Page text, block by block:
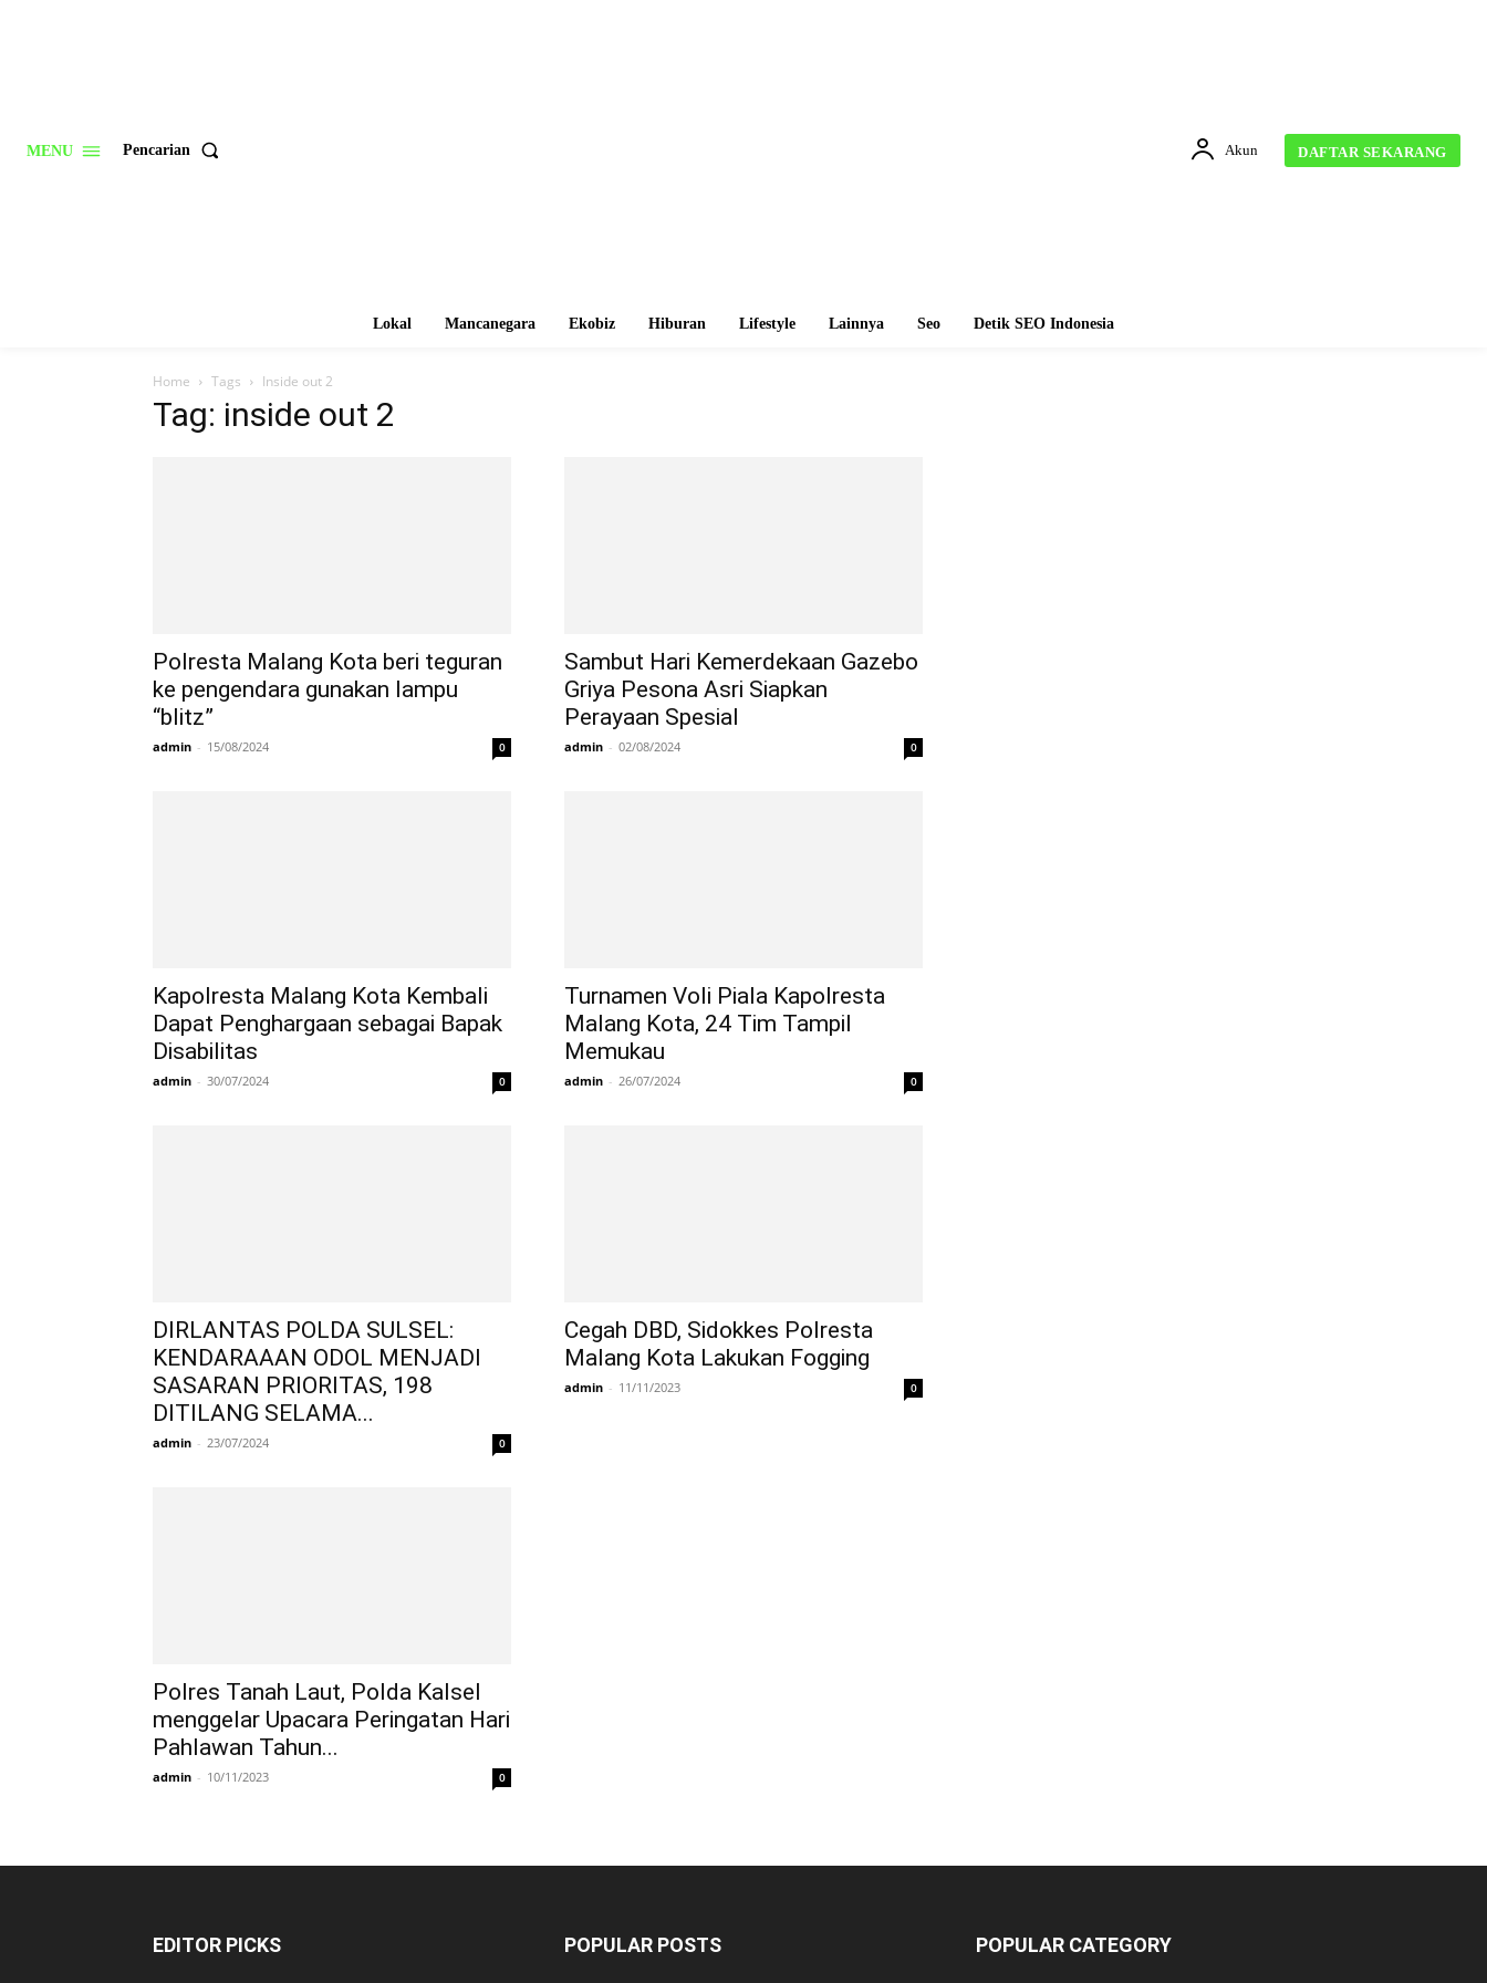
MENU Pencarian Akun DAFTAR SEKARANG
Lokal Mancanegara Ekobiz Hiburan Lifestyle Lainnya Seo Detik SEO Indonesia
Home Tags Inside out 2
Tag: inside out 2
Polresta Malang Kota beri teguran
ke pengendara gunakan lampu
“blitz”
admin - 15/08/2024 0
Sambut Hari Kemerdekaan Gazebo
Griya Pesona Asri Siapkan
Perayaan Spesial
admin - 02/08/2024 0
Kapolresta Malang Kota Kembali
Dapat Penghargaan sebagai Bapak
Disabilitas
admin - 30/07/2024 0
Turnamen Voli Piala Kapolresta
Malang Kota, 24 Tim Tampil
Memukau
admin - 26/07/2024 0
DIRLANTAS POLDA SULSEL:
KENDARAAAN ODOL MENJADI
SASARAN PRIORITAS, 198
DITILANG SELAMA...
admin - 23/07/2024 0
Cegah DBD, Sidokkes Polresta
Malang Kota Lakukan Fogging
admin - 11/11/2023 0
Polres Tanah Laut, Polda Kalsel
menggelar Upacara Peringatan Hari
Pahlawan Tahun...
admin - 10/11/2023 0
EDITOR PICKS POPULAR POSTS POPULAR CATEGORY